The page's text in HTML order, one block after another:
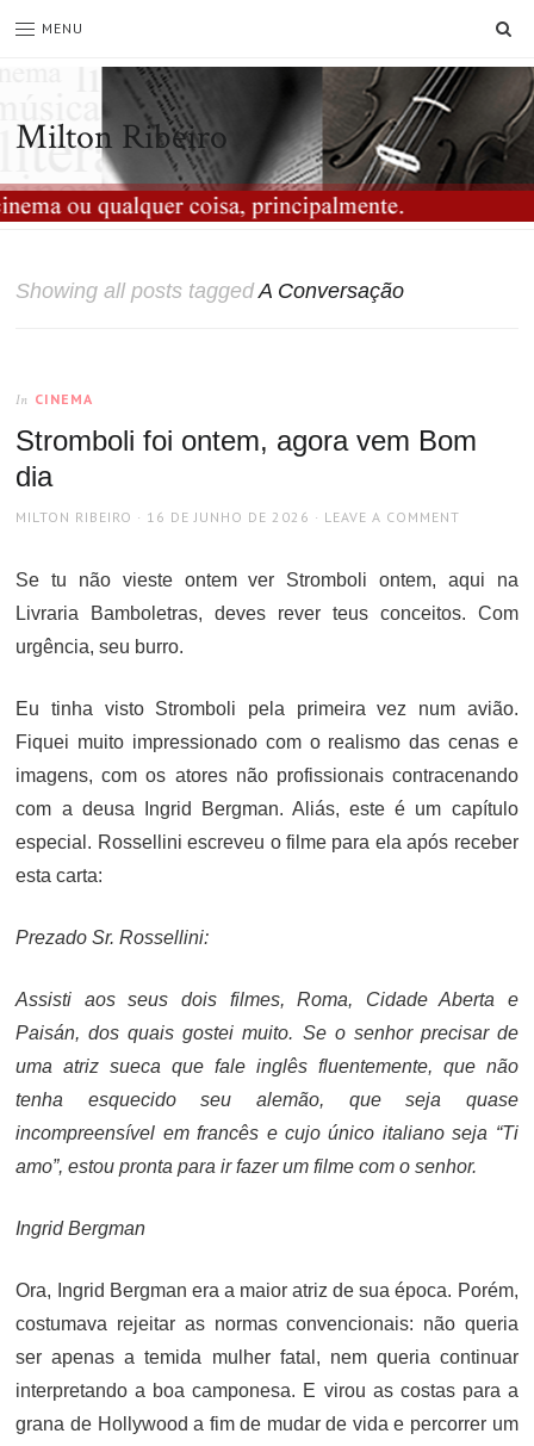
MENU
Milton Ribeiro
Showing all posts taggedA Conversação
In CINEMA
Stromboli foi ontem, agora vem Bom
dia
AUTHOR
MILTON RIBEIRO
POSTED
16 DE JUNHO DE 2026 LEAVE A COMMENT
Se tu não vieste ontem ver Stromboli ontem, aqui na
Livraria Bamboletras, deves rever teus conceitos. Com
urgência, seu burro.
Eu tinha visto Stromboli pela primeira vez num avião.
Fiquei muito impressionado com o realismo das cenas e
imagens, com os atores não profissionais contracenando
com a deusa Ingrid Bergman. Aliás, este é um capítulo
especial. Rossellini escreveu o filme para ela após receber
esta carta:
Prezado Sr. Rossellini:
Assisti aos seus dois filmes, Roma, Cidade Aberta e
Paisán, dos quais gostei muito. Se o senhor precisar de
uma atriz sueca que fale inglês fluentemente, que não
tenha esquecido seu alemão, que seja quase
incompreensível em francês e cujo único italiano seja “Ti
amo”, estou pronta para ir fazer um filme com o senhor.
Ingrid Bergman
Ora, Ingrid Bergman era a maior atriz de sua época. Porém,
costumava rejeitar as normas convencionais: não queria
ser apenas a temida mulher fatal, nem queria continuar
interpretando a boa camponesa. E virou as costas para a
grana de Hollywood a fim de mudar de vida e percorrer um